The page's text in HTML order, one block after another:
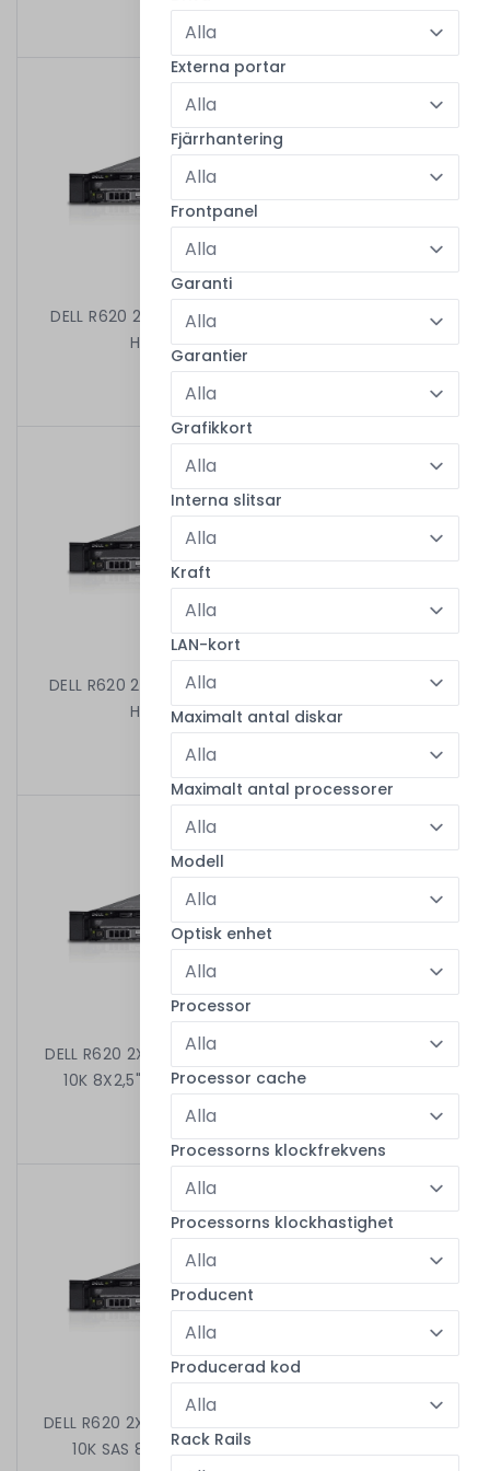
5 299,00 kr/ Begagnad
DELL R620 2X8C E5-2650 V2 2.60 GHz 32GB 8X2,5"
H310 MINI 2X750W iDRAC7ENT
2 599,00 kr/ Begagnad
DELL R620 2X8C E5-2650 V2 2.60 GHz 64GB 8X2,5"
H310 MINI 2X750W iDRAC7ENT
2 999,00 kr
DELL R620 2X8C E5-2650 V2 2.60 GHz 64GB 3X1,2TB
10K 8X2,5" H310 MINI 2X750W iDRAC7ENT RAMKI
6 899,00 kr
DELL R620 2X8C E5-2650 V2 2.60 GHz 128GB 2X1,2TB
10K SAS 8X2,5" H310 MINI 2X750W iDRAC7ENT
Externa portar
Fjärrhantering
Frontpanel
Garanti
Garantier
Grafikkort
Interna slitsar
Kraft
LAN-kort
Maximalt antal diskar
Maximalt antal processorer
Modell
Optisk enhet
Processor
Processor cache
Processorns klockfrekvens
Processorns klockhastighet
Producent
Producerad kod
Rack Rails